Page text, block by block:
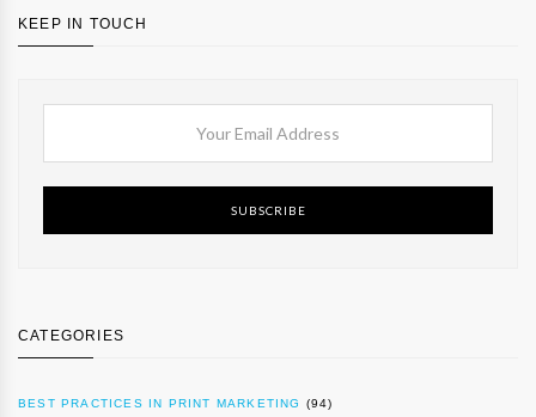
KEEP IN TOUCH
SUBSCRIBE
CATEGORIES
BEST PRACTICES IN PRINT MARKETING (94)